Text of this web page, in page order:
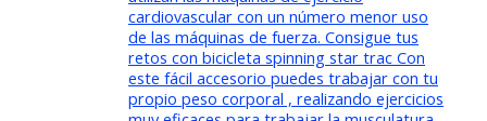
cardiovascular con un número menor uso
de las máquinas de fuerza. Consigue tus
retos con bicicleta spinning star trac Con
este fácil accesorio puedes trabajar con tu
propio peso corporal , realizando ejercicios